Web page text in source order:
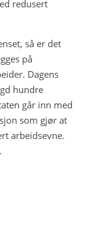
redusert
så er det
på
Dagens
hundre
går inn med
som gjør at
arbeidsevne.